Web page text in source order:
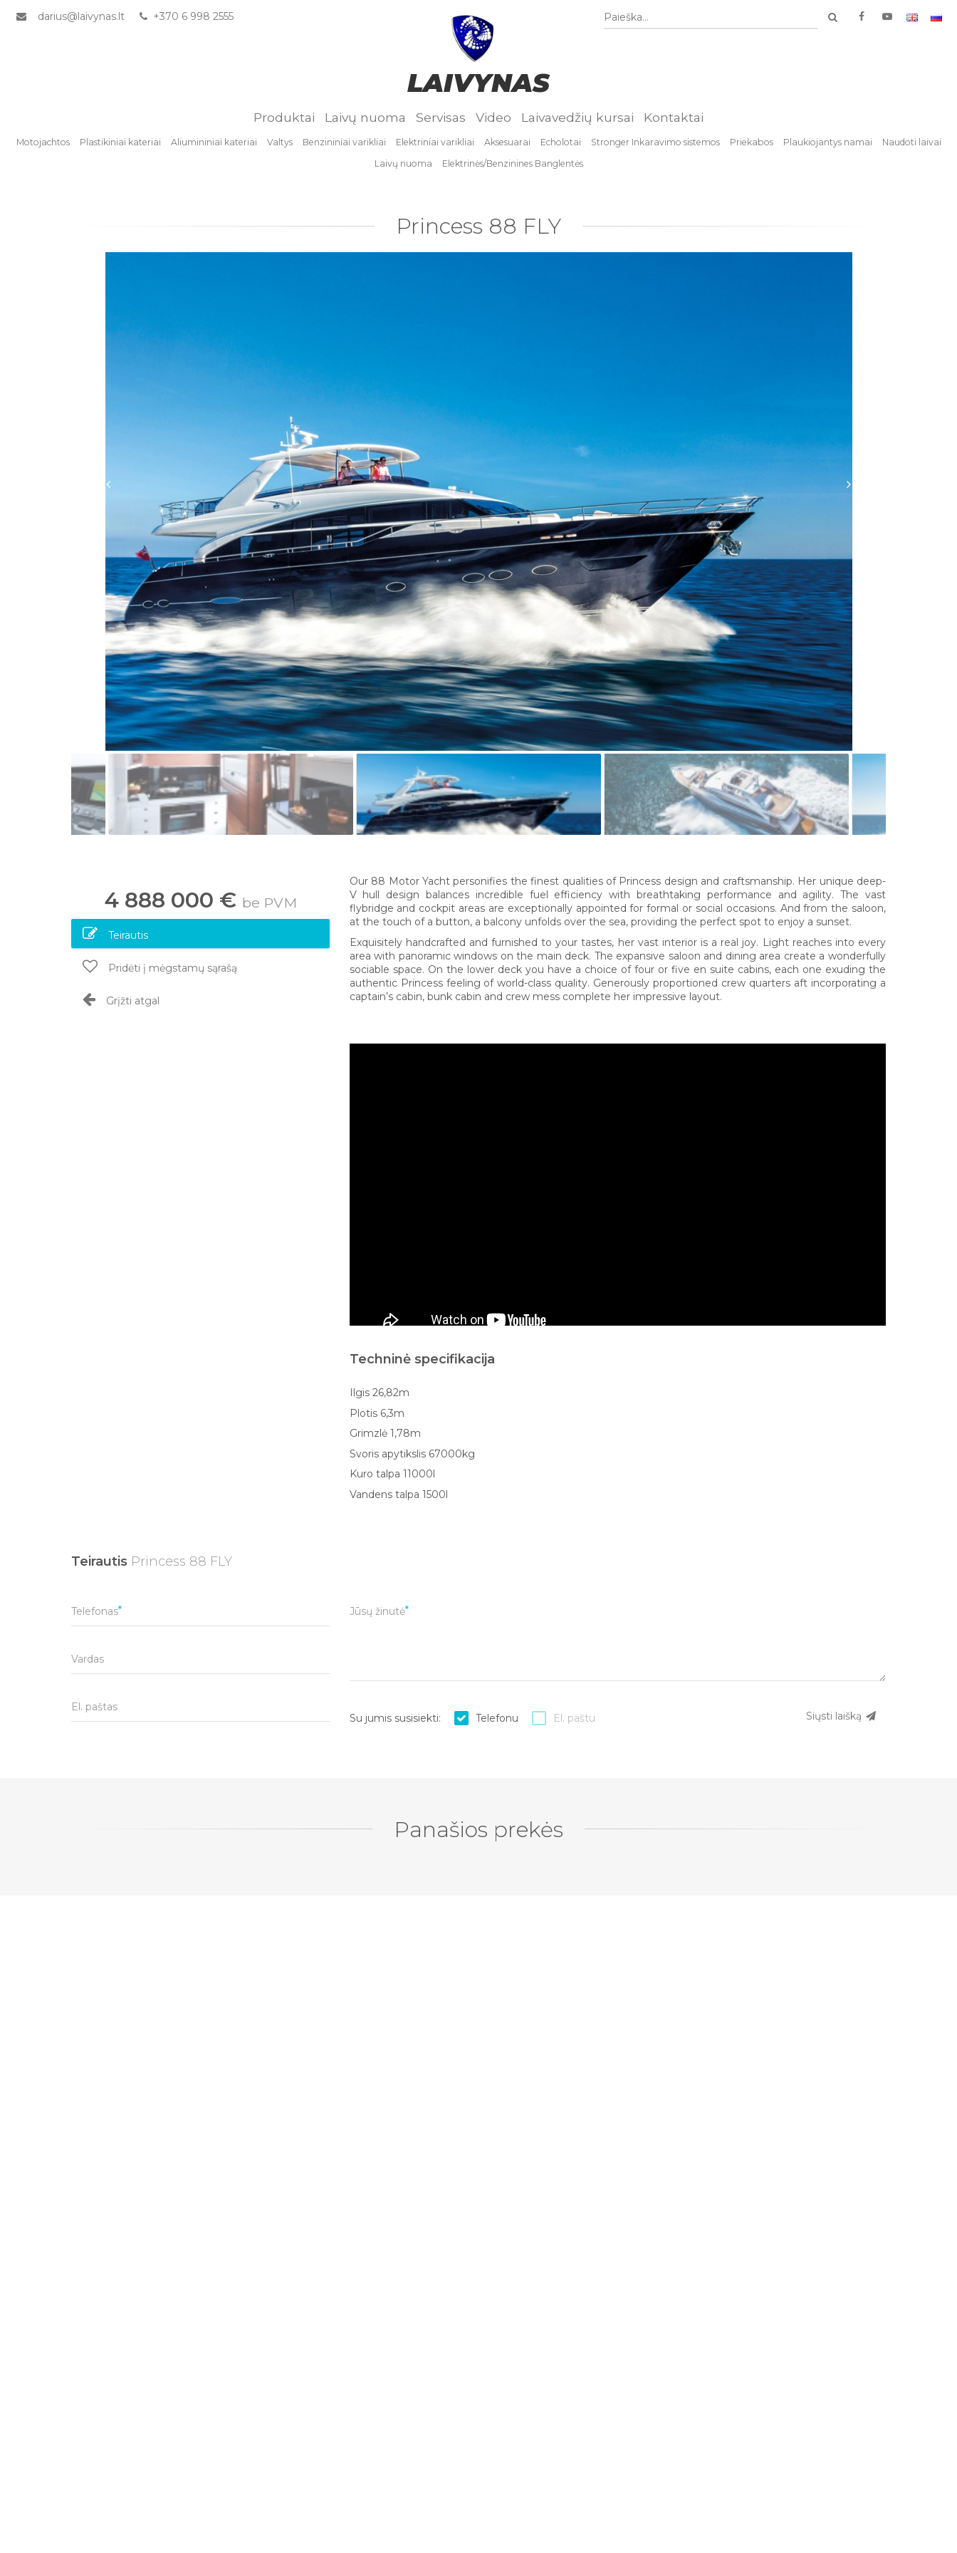
Paieška...
darius@laivynas.lt +370 6 998 2555
LAIVYNAS
Produktai Laivų nuoma Servisas Video Laivavedžių kursai Kontaktai
Motojachtos Plastikiniai kateriai Aliumininiai kateriai Valtys Benzininiai varikliai Elektriniai varikliai Aksesuarai Echolotai Stronger Inkaravimo sistemos Priekabos Plaukiojantys namai
Naudoti laivai
Laivų nuoma
Elektrinės/Benzinines Banglentės
Princess 88 FLY
4 888 000 € be PVM
Teirautis
Pridėti į mėgstamų sąrašą
Grįžti atgal
Our 88 Motor Yacht personifies the finest qualities of Princess design and craftsmanship. Her unique deep-
V hull design balances incredible fuel efficiency with breathtaking performance and agility. The vast
flybridge and cockpit areas are exceptionally appointed for formal or social occasions. And from the saloon,
at the touch of a button, a balcony unfolds over the sea, providing the perfect spot to enjoy a sunset.
Exquisitely handcrafted and furnished to your tastes, her vast interior is a real joy. Light reaches into every
area with panoramic windows on the main deck. The expansive saloon and dining area create a wonderfully
sociable space. On the lower deck you have a choice of four or five en suite cabins, each one exuding the
authentic Princess feeling of world-class quality. Generously proportioned crew quarters aft incorporating a
captain’s cabin, bunk cabin and crew mess complete her impressive layout.
Techninė specifikacija
Ilgis 26,82m
Plotis 6,3m
Grimzlė 1,78m
Svoris apytikslis 67000kg
Kuro talpa 11000l
Vandens talpa 1500l
Teirautis Princess 88 FLY
Telefonas
Vardas
El. paštas
Jūsų žinutė
Siųsti laišką
Su jumis susisiekti: Telefonu El. paštu
Panašios prekės